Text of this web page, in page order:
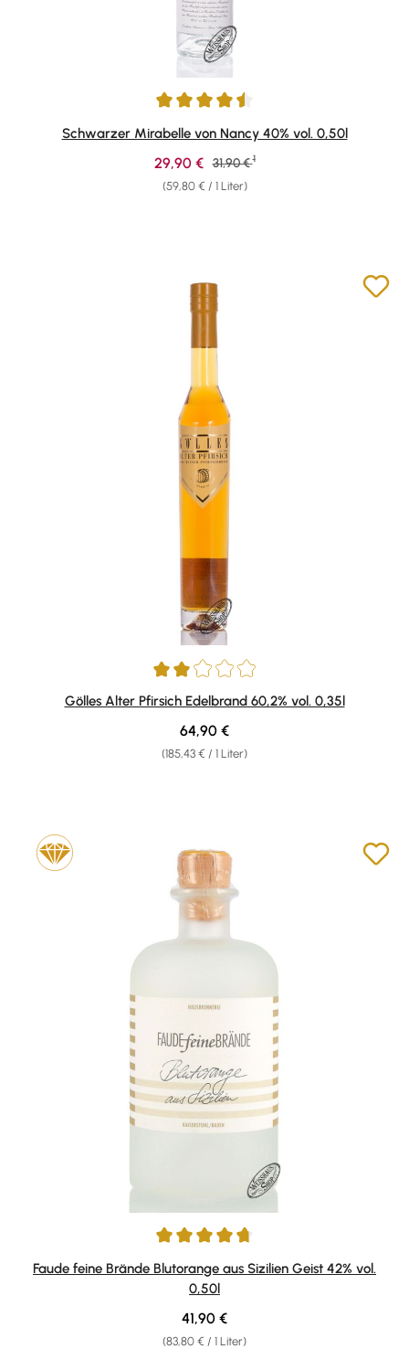
Durchschnittliche Bewertung von 4.5 von 5 Sternen
Schwarzer Mirabelle von Nancy 40% vol. 0,50l
(59,80 € / 1 Liter)
Verkaufspreis:
29,90 € Regulärer Preis:
31,90 € 1
Durchschnittliche Bewertung von 2 von 5 Sternen
Gölles Alter Pfirsich Edelbrand 60,2% vol. 0,35l
(185,43 € / 1 Liter)
Regulärer Preis:
64,90 €
Durchschnittliche Bewertung von 4.71 von 5 Sternen
Faude feine Brände Blutorange aus Sizilien Geist 42% vol.
0,50l
(83,80 € / 1 Liter)
Regulärer Preis:
41,90 €